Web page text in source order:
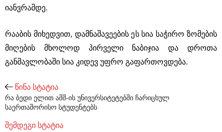
იანვრამდე.
რააბის მიხედვით, დამნაშავეების ეს სია საჭირო ზომების
მიღების მხოლოდ პირველი ნაბიჯია და დროთა
განმავლობაში სია კიდევ უფრო გაფართოვდება.
წინა სტატია
რა ბედი ელით აშშ-ის უნივერსიტეტებში ჩარიცხულ
საერთაშორისო სტუდენტებს
შემდეგი სტატია